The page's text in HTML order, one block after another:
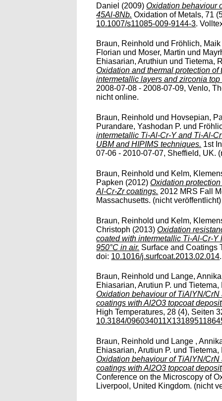
Daniel (2009)Oxidation behaviour
45Al-8Nb. Oxidation of Metals, 71
10.1007/s11085-009-9144-3.
Braun, Reinhold und Fröhlich, Maik
Florian und Moser, Martin und
Ehiasarian, Aruthiun undTietema,
Oxidation and thermal protection
intermetallic layers and zirconia top
2008-07-08 - 2008-07-09, Venlo,
nicht online.
Braun, Reinhold und Hovsepian,
Purandare, Yashodan P. und
intermetallic Ti-Al-Cr-Y and Ti-Al-
UBM and HIPIMS techniques. 1st
07-06 - 2010-07-07, Sheffield, UK.
Braun, Reinhold und Kelm,
Papken (2012)Oxidation
Al-Cr-Zr coatings. 2012 MRS Fall
Massachusetts. (nicht
Braun, Reinhold und Kelm,
Christoph (2013)Oxidation
coated with intermetallic Ti-Al-Cr-
950°C in air. Surface and Coatings
doi: 10.1016/j.surfcoat.2013.02.014
Braun, Reinhold und Lange, Annika
Ehiasarian, Arutiun P. undTietema,
Oxidation behaviour of TiAlYN/
coatings with Al2O3 topcoat
High Temperatures, 28 (4), Seiten
10.3184/
Braun, Reinhold und Lange ,
Ehiasarian, Arutiun P. undTietema,
Oxidation behaviour of TiAlYN/
coatings with Al2O3 topcoat
Conference on the Microscopy of
Liverpool, United Kingdom. (nicht